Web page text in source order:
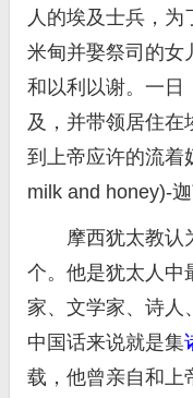
人的埃及士兵，为
米甸并娶祭司的女
和以利以谢。一日
及，并带领居住在
到上帝应许的流着
milk and honey)-迦
摩西犹太教认为
个。他是犹太人中
家、文学家、诗人
中国话来说就是集
载，他曾亲自和上